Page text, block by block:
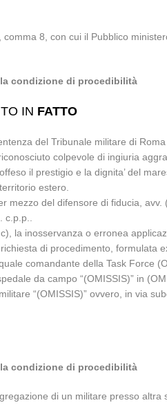
8, con cui il Pubblico
condizione di procedibilità
IN FATTO
del Tribunale militare di
colpevole di ingiuria
il prestigio e la dignita’ del
estero.
del difensore di fiducia,
la inosservanza o erronea
di procedimento, formulata
comandante della Task Force
da campo “(OMISSIS)” in
“(OMISSIS)” ovvero, in via
condizione di procedibilità
di un militare presso